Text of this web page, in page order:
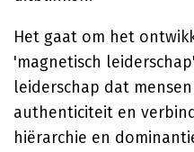
Het gaat om het
'magnetisch
leiderschap dat
authenticiteit en
hiërarchie en